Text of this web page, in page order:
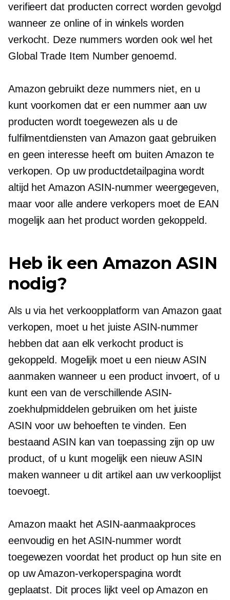
verifieert dat producten correct worden gevolgd
wanneer ze online of in winkels worden
verkocht. Deze nummers worden ook wel het
Global Trade Item Number genoemd.
Amazon gebruikt deze nummers niet, en u
kunt voorkomen dat er een nummer aan uw
producten wordt toegewezen als u de
fulfilmentdiensten van Amazon gaat gebruiken
en geen interesse heeft om buiten Amazon te
verkopen. Op uw productdetailpagina wordt
altijd het Amazon ASIN-nummer weergegeven,
maar voor alle andere verkopers moet de EAN
mogelijk aan het product worden gekoppeld.
Heb ik een Amazon ASIN
nodig?
Als u via het verkoopplatform van Amazon gaat
verkopen, moet u het juiste ASIN-nummer
hebben dat aan elk verkocht product is
gekoppeld. Mogelijk moet u een nieuw ASIN
aanmaken wanneer u een product invoert, of u
kunt een van de verschillende ASIN-
zoekhulpmiddelen gebruiken om het juiste
ASIN voor uw behoeften te vinden. Een
bestaand ASIN kan van toepassing zijn op uw
product, of u kunt mogelijk een nieuw ASIN
maken wanneer u dit artikel aan uw verkooplijst
toevoegt.
Amazon maakt het ASIN-aanmaakproces
eenvoudig en het ASIN-nummer wordt
toegewezen voordat het product op hun site en
op uw Amazon-verkoperspagina wordt
geplaatst. Dit proces lijkt veel op Amazon en